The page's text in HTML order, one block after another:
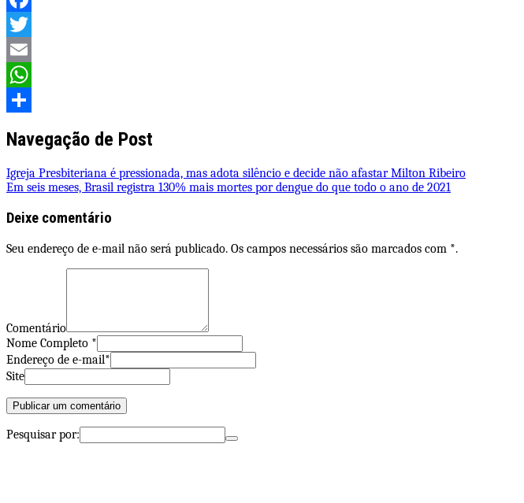
Facebook
Twitter
Email
WhatsApp
Navegação de Post
Igreja Presbiteriana é pressionada, mas adota silêncio e decide não afastar Milton Ribeiro
Em seis meses, Brasil registra 130% mais mortes por dengue do que todo o ano de 2021
Deixe comentário
Seu endereço de e-mail não será publicado. Os campos necessários são marcados com *.
Comentário
Nome Completo *
Endereço de e-mail*
Site
Pesquisar por: